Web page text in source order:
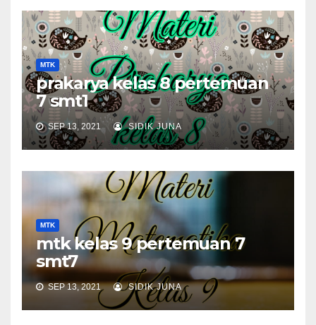
MTK
prakarya kelas 8 pertemuan
7 smt1
SEP 13, 2021 SIDIK JUNA
MTK
mtk kelas 9 pertemuan 7
smt7
SEP 13, 2021 SIDIK JUNA